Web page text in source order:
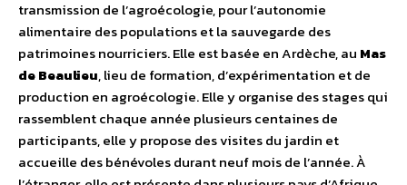
transmission de l’agroécologie, pour l’autonomie
alimentaire des populations et la sauvegarde des
patrimoines nourriciers. Elle est basée en Ardèche, au Mas
de Beaulieu, lieu de formation, d’expérimentation et de
production en agroécologie. Elle y organise des stages qui
rassemblent chaque année plusieurs centaines de
participants, elle y propose des visites du jardin et
accueille des bénévoles durant neuf mois de l’année. À